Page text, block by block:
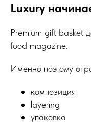
Luxury
Premium gift basket
food magazine.
Именно поэтому
композиция
layering
упаковка